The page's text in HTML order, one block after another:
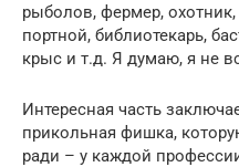
рыболов, фермер, охотник,
портной, библиотекарь,
крыс и т.д. Я думаю, я не
Интересная часть
прикольная фишка,
ради – у каждой